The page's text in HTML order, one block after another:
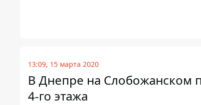
13:09, 15 марта 2020
В Днепре на Слобожанском
4-го этажа